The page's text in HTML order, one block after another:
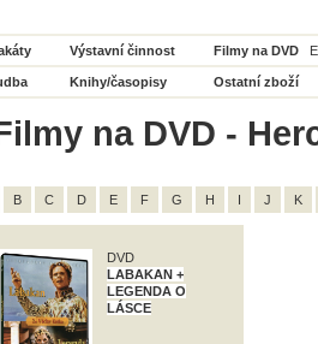
Výstavní činnost Filmy na DVD
Knihy/časopisy Ostatní zboží
na DVD -
B C D E F G H I J K
DVD
LABAKAN +
LEGENDA O
LÁSCE